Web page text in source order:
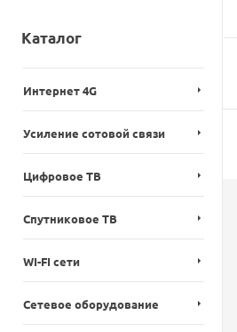
Каталог
Интернет 4G
Усиление сотовой связи
Цифровое ТВ
Спутниковое ТВ
WI-FI сети
Сетевое оборудование